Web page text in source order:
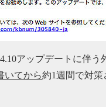
アップデートに伴う
いてから約1週間で対策